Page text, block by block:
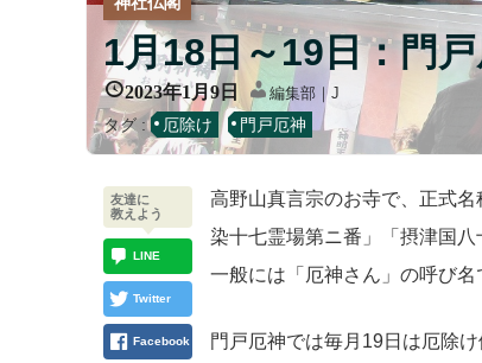
1月18日～19日：門
2023年1月9日 編集部｜J
タグ : 厄除け 門戸厄神
高野山真言宗のお寺で、正式
染十七霊場第ニ番」「摂津国八
一般には「厄神さん」の呼び名
門戸厄神では毎月19日は厄除
友達に
教えよう
LINE
Twitter
Facebook